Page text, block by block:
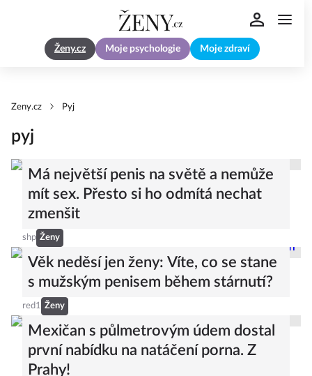
Ženy.cz Moje psychologie Moje zdraví
Zeny.cz Pyj
pyj
Má největší penis na světě a nemůže
mít sex. Přesto si ho odmítá nechat
zmenšit
shp Ženy
Věk neděsí jen ženy: Víte, co se stane
s mužským penisem během stárnutí?
red1 Ženy
Mexičan s půlmetrovým údem dostal
první nabídku na natáčení porna. Z
Prahy!